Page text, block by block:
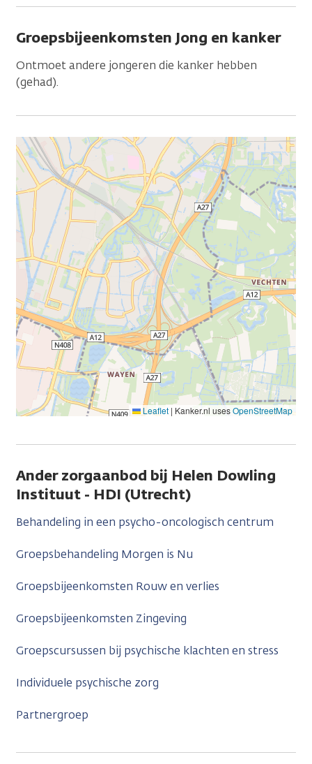
Groepsbijeenkomsten Jong en kanker
Ontmoet andere jongeren die kanker hebben
(gehad).
Leaflet | Kanker.nl usesOpenStreetMap
Ander zorgaanbod bij Helen Dowling
Instituut - HDI (Utrecht)
Behandeling in een psycho-oncologisch centrum
Groepsbehandeling Morgen is Nu
Groepsbijeenkomsten Rouw en verlies
Groepsbijeenkomsten Zingeving
Groepscursussen bij psychische klachten en stress
Individuele psychische zorg
Partnergroep